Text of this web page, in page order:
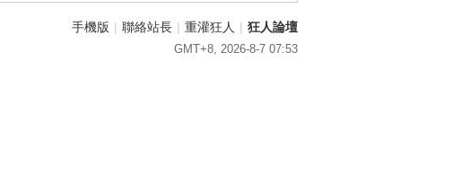
手機版 | 聯絡站長 | 重灌狂人 | 狂人論壇
GMT+8, 2026-8-7 07:53